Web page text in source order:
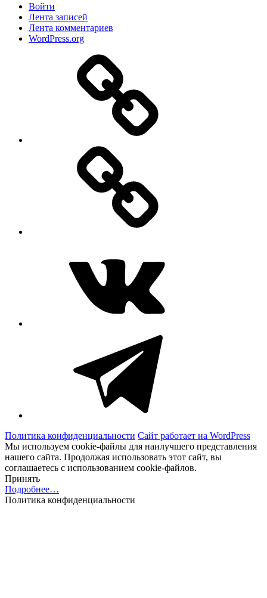
Войти
Лента записей
Лента комментариев
WordPress.org
Политика конфиденциальности Сайт работает на WordPress
Мы используем cookie-файлы для наилучшего представления
нашего сайта. Продолжая использовать этот сайт, вы
соглашаетесь с использованием cookie-файлов.
Принять
Подробнее…
Политика конфиденциальности